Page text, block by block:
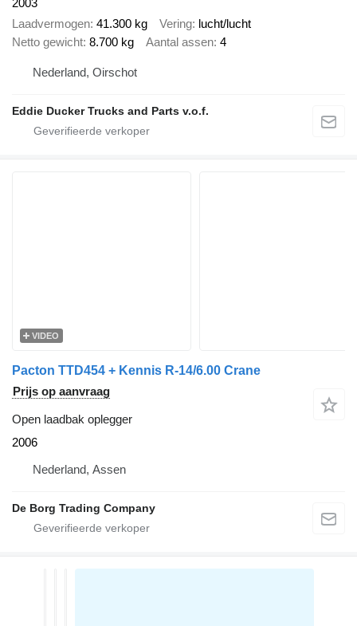
Laadvermogen 41.300 kg Vering lucht/lucht
Netto gewicht 8.700 kg Aantal assen 4
Nederland, Oirschot
Eddie Ducker Trucks and Parts v.o.f.
VIDEO
Pacton TTD454 + Kennis R-14/6.00 Crane
Prijs op aanvraag
Open laadbak oplegger
2006
Nederland, Assen
De Borg Trading Company